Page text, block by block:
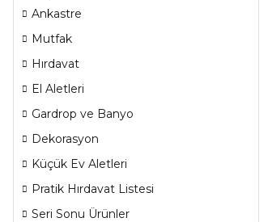
Ankastre
Mutfak
Hırdavat
El Aletleri
Gardrop ve Banyo
Dekorasyon
Küçük Ev Aletleri
Pratik Hırdavat Listesi
Seri Sonu Ürünler